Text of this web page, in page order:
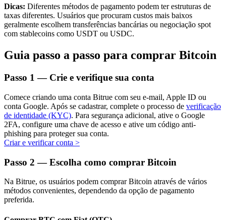
Investimento Automático
Obtenha lucro a longo prazo e interesses flexíveis
Aprenda a apostar
Aprenda como ganhar renda passiva
AI
Dicas: Diferentes métodos de pagamento podem ter estruturas de
taxas diferentes. Usuários que procuram custos mais baixos
geralmente escolhem transferências bancárias ou negociação spot
com stablecoins como USDT ou USDC.
Guia passo a passo para comprar Bitcoin
Passo 1 — Crie e verifique sua conta
Comece criando uma conta Bitrue com seu e-mail, Apple ID ou
conta Google. Após se cadastrar, complete o processo de verificação
de identidade (KYC). Para segurança adicional, ative o Google
2FA, configure uma chave de acesso e ative um código anti-
phishing para proteger sua conta.
Criar e verificar conta >
Passo 2 — Escolha como comprar Bitcoin
Na Bitrue, os usuários podem comprar Bitcoin através de vários
métodos convenientes, dependendo da opção de pagamento
preferida.